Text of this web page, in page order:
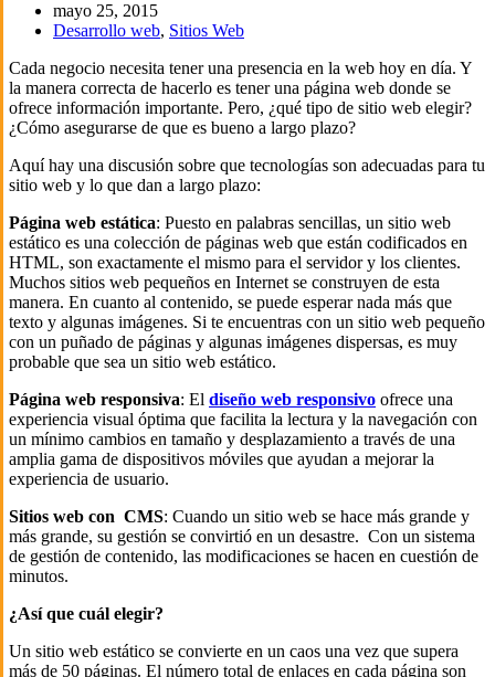
mayo 25, 2015
Desarrollo web, Sitios Web
Cada negocio necesita tener una presencia en la web hoy en día. Y
la manera correcta de hacerlo es tener una página web donde se
ofrece información importante. Pero, ¿qué tipo de sitio web elegir?
¿Cómo asegurarse de que es bueno a largo plazo?
Aquí hay una discusión sobre que tecnologías son adecuadas para tu
sitio web y lo que dan a largo plazo:
Página web estática: Puesto en palabras sencillas, un sitio web
estático es una colección de páginas web que están codificados en
HTML, son exactamente el mismo para el servidor y los clientes.
Muchos sitios web pequeños en Internet se construyen de esta
manera. En cuanto al contenido, se puede esperar nada más que
texto y algunas imágenes. Si te encuentras con un sitio web pequeño
con un puñado de páginas y algunas imágenes dispersas, es muy
probable que sea un sitio web estático.
Página web responsiva: El diseño web responsivo ofrece una
experiencia visual óptima que facilita la lectura y la navegación con
un mínimo cambios en tamaño y desplazamiento a través de una
amplia gama de dispositivos móviles que ayudan a mejorar la
experiencia de usuario.
Sitios web con CMS: Cuando un sitio web se hace más grande y
más grande, su gestión se convirtió en un desastre. Con un sistema
de gestión de contenido, las modificaciones se hacen en cuestión de
minutos.
¿Así que cuál elegir?
Un sitio web estático se convierte en un caos una vez que supera
más de 50 páginas. El número total de enlaces en cada página son